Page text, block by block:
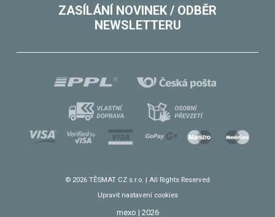
ZASÍLÁNÍ NOVINEK / ODBĚR
NEWSLETTERU
© 2026 TĚSMAT CZ s.r.o. | All Rights Reserved
Upravit nastavení cookies
mexo | 2026